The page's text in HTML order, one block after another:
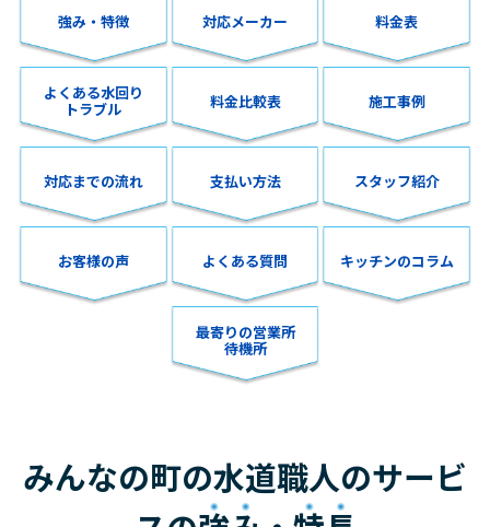
強み・特徴 対応メーカー 料金表
よくある水回り
トラブル 料金比較表 施工事例
対応までの流れ 支払い方法 スタッフ紹介
お客様の声 よくある質問 キッチンのコラム
最寄りの営業所
待機所
みんなの町の水道職人のサービ